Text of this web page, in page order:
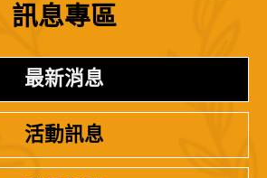
訊息專區
最新消息
活動訊息